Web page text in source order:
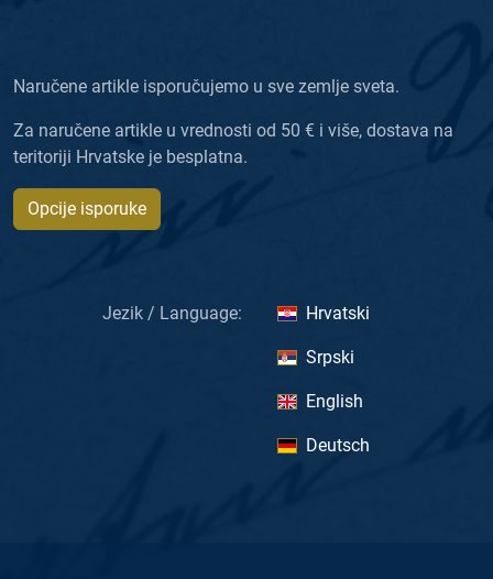
Naručene artikle isporučujemo u sve zemlje sveta.
Za naručene artikle u vrednosti od 50 € i više, dostava na
teritoriji Hrvatske je besplatna.
Opcije isporuke
Jezik / Language: Hrvatski
Srpski
English
Deutsch